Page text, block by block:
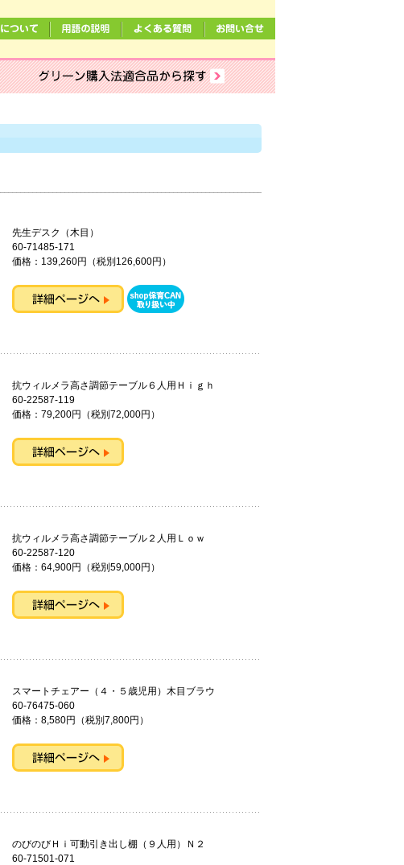
先生デスク（木目）
60-71485-171
価格：139,260円（税別126,600円）
抗ウィルメラ高さ調節テーブル６人用Ｈｉｇｈ
60-22587-119
価格：79,200円（税別72,000円）
抗ウィルメラ高さ調節テーブル２人用Ｌｏｗ
60-22587-120
価格：64,900円（税別59,000円）
スマートチェアー（４・５歳児用）木目ブラウ
60-76475-060
価格：8,580円（税別7,800円）
のびのびＨｉ可動引き出し棚（９人用）Ｎ２
60-71501-071